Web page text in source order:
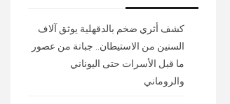
كشف أثري ضخم بالدقهلية يوثق آلاف
السنين من الاستيطان.. جبانة من عصور
ما قبل الأسرات حتى اليوناني
والروماني